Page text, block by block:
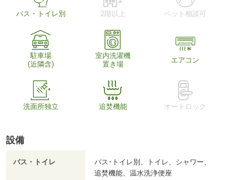
バス・トイレ別 2階以上 ペット相談可
駐車場
(近隣含)
室内洗濯機
置き場
エアコン
洗面所独立 追焚機能 オートロック
設備
バス・トイレ
バス･トイレ別、トイレ、シャワー、
追焚機能、温水洗浄便座